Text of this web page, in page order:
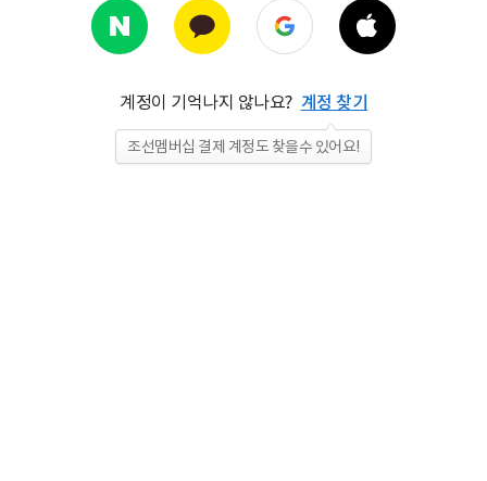
계정이 기억나지 않나요? 계정 찾기
조선멤버십 결제 계정도 찾을수 있어요!